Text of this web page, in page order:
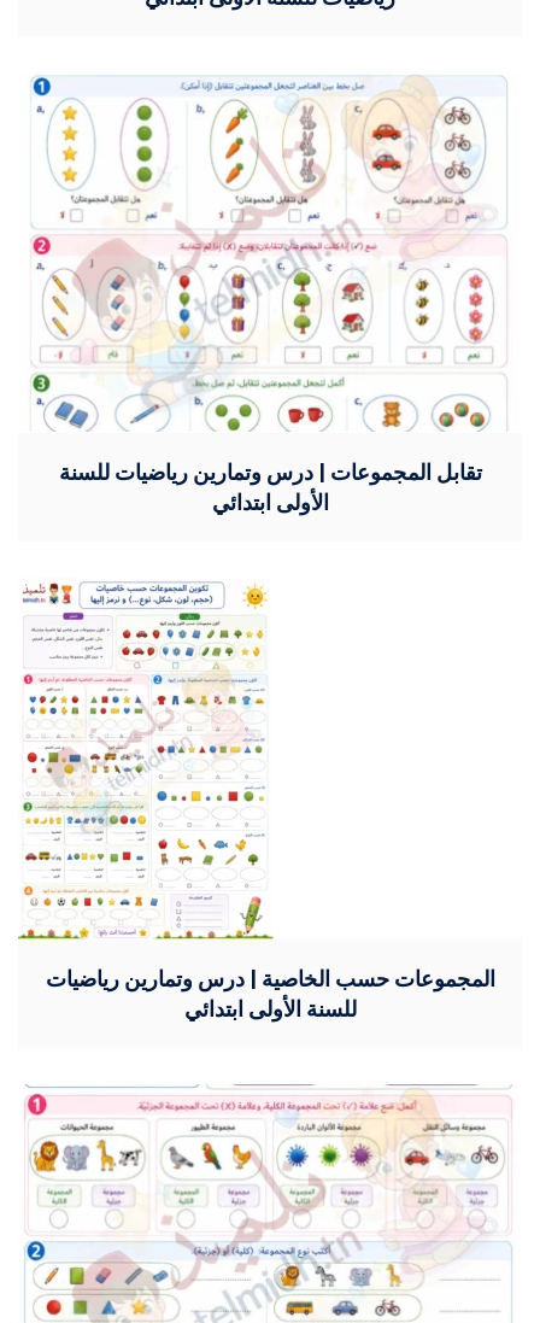
تقابل المجموعات | درس وتمارين رياضيات للسنة
الأولى ابتدائي
المجموعات حسب الخاصية | درس وتمارين رياضيات
للسنة الأولى ابتدائي